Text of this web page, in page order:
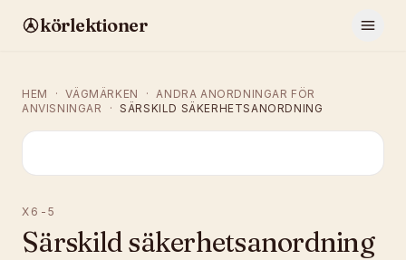
körlektioner
HEM · VÄGMÄRKEN ·
ANDRA ANORDNINGAR FÖR
ANVISNINGAR
· SÄRSKILD SÄKERHETSANORDNING
X6-5
Särskild säkerhetsanordning